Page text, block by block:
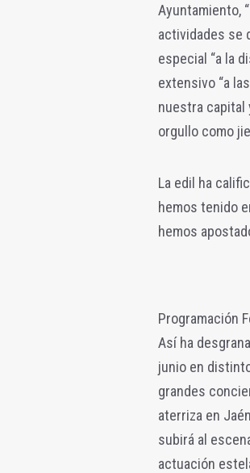
Ayuntamiento,
actividades se
especial “a la
extensivo “a
nuestra capital
orgullo como
​La edil ha
hemos tenido
hemos
Programación
​Así ha
junio en
grandes
aterriza en
subirá al
actuación